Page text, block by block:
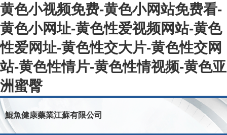
黄色小视频免费-黄色小网站免费看-
黄色小网址-黄色性爱视频网站-黄色
性爱网址-黄色性交大片-黄色性交网
站-黄色性情片-黄色性情视频-黄色亚
洲蜜臀
鯤魚健康藥業江蘇有限公司